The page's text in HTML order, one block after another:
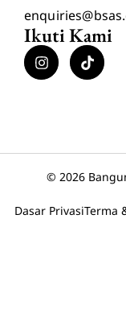
Ikuti Kami
© 2026
Dasar PrivasiTerma